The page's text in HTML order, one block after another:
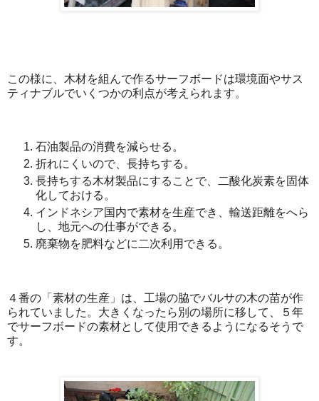
この様に、木材を組んで作るサーフボードは環境面やサス
ティナブルでいくつかの利点が考えられます。
石油製品の消費を減らせる。
折れにくいので、長持ちする。
長持ちする木材製品にすることで、二酸化炭素を固体
化しておける。
インドネシア国内で素材を生産でき、輸送距離をへら
し、地元への仕事ができる。
廃棄物を肥料などに二次利用できる。
４番の「素材の生産」は、工場の脇でバルサの木の苗が作
られていました。大きくなったら別の場所に移して、５年
でサーフボードの素材として使用できるようになるそうで
す。